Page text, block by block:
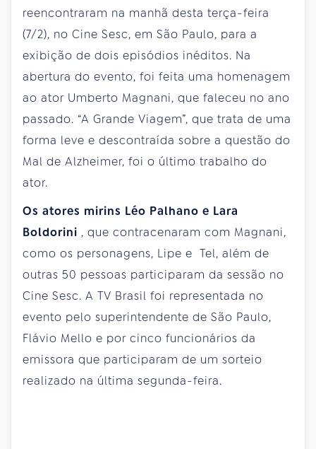
reencontraram na manhã desta terça-feira
(7/2), no Cine Sesc, em São Paulo, para a
exibição de dois episódios inéditos. Na
abertura do evento, foi feita uma homenagem
ao ator Umberto Magnani, que faleceu no ano
passado. “A Grande Viagem”, que trata de uma
forma leve e descontraída sobre a questão do
Mal de Alzheimer, foi o último trabalho do
ator.
Os atores mirins Léo Palhano e Lara
Boldorini , que contracenaram com Magnani,
como os personagens, Lipe e Tel, além de
outras 50 pessoas participaram da sessão no
Cine Sesc. A TV Brasil foi representada no
evento pelo superintendente de São Paulo,
Flávio Mello e por cinco funcionários da
emissora que participaram de um sorteio
realizado na última segunda-feira.